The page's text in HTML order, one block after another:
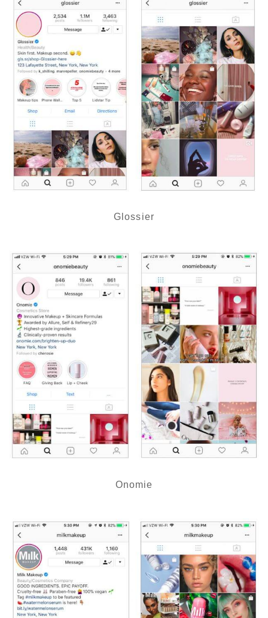
Glossier
Onomie